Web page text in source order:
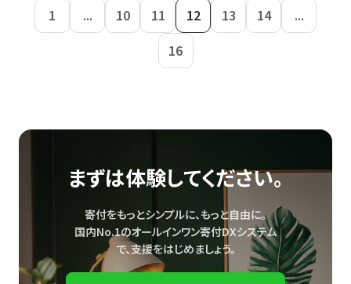
1 ... 10 11 12 13 14
...
16
まずは体験してください。
寄付をもっとシンプルに、もっと自由に。
国内No.1のオールインワン寄付DXシステム
で、支援をはじめましょう。